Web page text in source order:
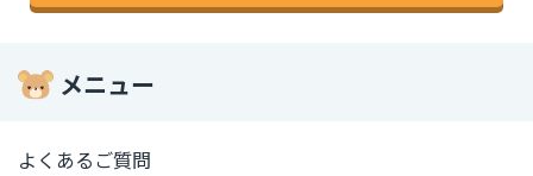
メニュー
よくあるご質問